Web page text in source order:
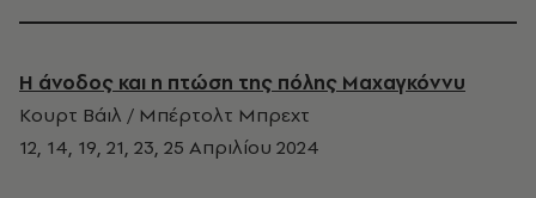
Η άνοδος και η πτώση της πόλης Μαχαγκόννυ
Κουρτ Βάιλ / Μπέρτολτ Μπρεχτ
12, 14, 19, 21, 23, 25 Απριλίου 2024